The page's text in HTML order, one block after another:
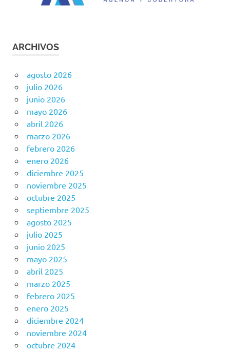
ARCHIVOS
agosto 2026
julio 2026
junio 2026
mayo 2026
abril 2026
marzo 2026
febrero 2026
enero 2026
diciembre 2025
noviembre 2025
octubre 2025
septiembre 2025
agosto 2025
julio 2025
junio 2025
mayo 2025
abril 2025
marzo 2025
febrero 2025
enero 2025
diciembre 2024
noviembre 2024
octubre 2024